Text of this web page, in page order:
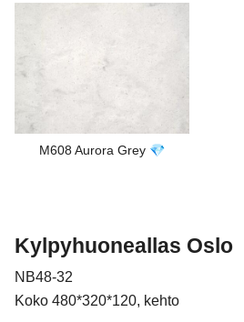
M608 Aurora Grey 💎
Kylpyhuoneallas Oslo
NB48-32
Koko 480*320*120, kehto